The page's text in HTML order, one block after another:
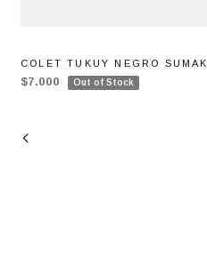
COLET TUKUY NEGRO SUMAK
$7.000 Out of Stock